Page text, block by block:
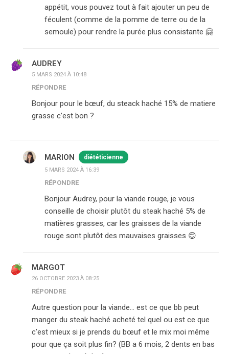
appétit, vous pouvez tout à fait ajouter un peu de
féculent (comme de la pomme de terre ou de la
semoule) pour rendre la purée plus consistante 🤗
AUDREY
5 MARS 2024 À 10:48
RÉPONDRE
Bonjour pour le bœuf, du steack haché 15% de matiere
grasse c’est bon ?
MARION diététicienne
5 MARS 2024 À 16:39
RÉPONDRE
Bonjour Audrey, pour la viande rouge, je vous
conseille de choisir plutôt du steak haché 5% de
matières grasses, car les graisses de la viande
rouge sont plutôt des mauvaises graisses 😊
MARGOT
26 OCTOBRE 2023 À 08:25
RÉPONDRE
Autre question pour la viande… est ce que bb peut
manger du steak haché acheté tel quel ou est ce que
c’est mieux si je prends du bœuf et le mix moi même
pour que ça soit plus fin? (BB a 6 mois, 2 dents en bas